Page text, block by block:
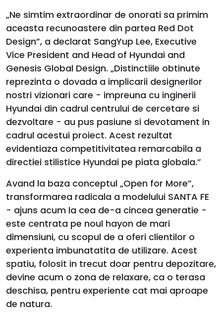
„Ne simtim extraordinar de onorati sa primim
aceasta recunoastere din partea Red Dot
Design”, a declarat SangYup Lee, Executive
Vice President and Head of Hyundai and
Genesis Global Design. „Distinctiile obtinute
reprezinta o dovada a implicarii designerilor
nostri vizionari care - impreuna cu inginerii
Hyundai din cadrul centrului de cercetare si
dezvoltare - au pus pasiune si devotament in
cadrul acestui proiect. Acest rezultat
evidentiaza competitivitatea remarcabila a
directiei stilistice Hyundai pe piata globala.”
Avand la baza conceptul „Open for More”,
transformarea radicala a modelului SANTA FE
- ajuns acum la cea de-a cincea generatie -
este centrata pe noul hayon de mari
dimensiuni, cu scopul de a oferi clientilor o
experienta imbunatatita de utilizare. Acest
spatiu, folosit in trecut doar pentru depozitare,
devine acum o zona de relaxare, ca o terasa
deschisa, pentru experiente cat mai aproape
de natura.